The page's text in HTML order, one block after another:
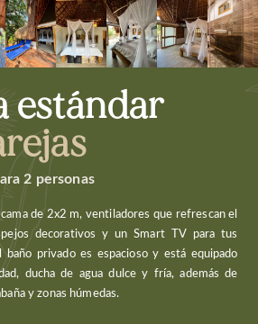
estándar
2 personas
de 2x2 m, ventiladores que refrescan el
decorativos y un Smart TV para tus
baño privado es espacioso y está equipado
ducha de agua dulce y fría, además de
y zonas húmedas.